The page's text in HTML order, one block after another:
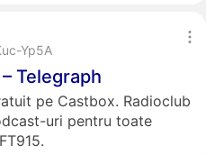
Yp5A
Telegraph
pe Castbox. Radioclub
uri pentru toate